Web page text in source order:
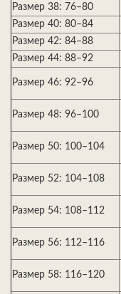
Размер 38: 76–80
Размер 40: 80–84
Размер 42: 84–88
Размер 44: 88–92
Размер 46: 92–96
Размер 48: 96–100
Размер 50: 100–104
Размер 52: 104–108
Размер 54: 108–112
Размер 56: 112–116
Размер 58: 116–120